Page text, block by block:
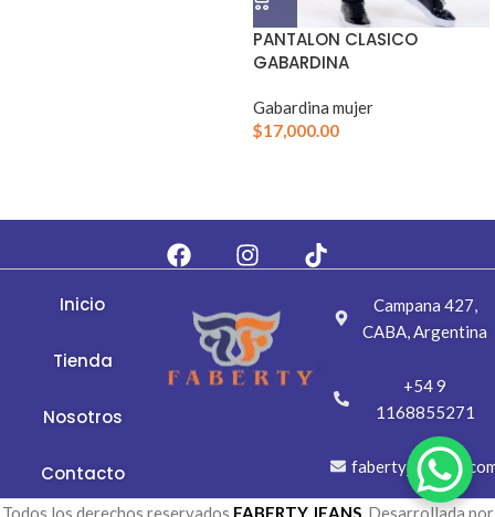
PANTALON CLASICO
GABARDINA
Gabardina mujer
$17,000.00
Inicio
Tienda
Nosotros
Contacto
Campana 427,
CABA, Argentina
+54 9
1168855271
Todos los derechos reservados FABERTY JEANS. Desarrollada por